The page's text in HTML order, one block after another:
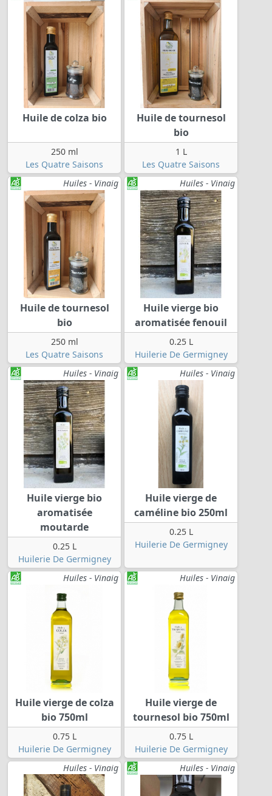
Huile de colza bio
250 ml
Les Quatre Saisons
Huile de tournesol
bio
1 L
Les Quatre Saisons
Huiles - Vinaig
Huile de tournesol
bio
250 ml
Les Quatre Saisons
Huiles - Vinaig
Huile vierge bio
aromatisée fenouil
0.25 L
Huilerie De Germigney
Huiles - Vinaig
Huile vierge bio
aromatisée
moutarde
0.25 L
Huilerie De Germigney
Huiles - Vinaig
Huile vierge de
caméline bio 250ml
0.25 L
Huilerie De Germigney
Huiles - Vinaig
Huile vierge de colza
bio 750ml
0.75 L
Huilerie De Germigney
Huiles - Vinaig
Huile vierge de
tournesol bio 750ml
0.75 L
Huilerie De Germigney
Huiles - Vinaig
Huiles - Vinaig